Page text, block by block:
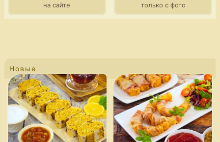
на сайте
только с фото
Новые